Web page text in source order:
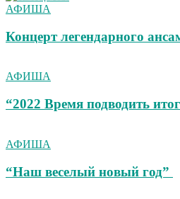
АФИША
Концерт легендарного
АФИША
“2022 Время подводить
АФИША
“Наш веселый новый год”